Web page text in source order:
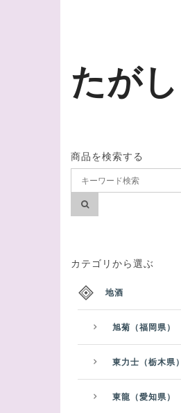
たが
商品を検索する
カテゴリから選ぶ
地酒
旭菊（福岡県）
東力士（栃木県）
東龍（愛知県）